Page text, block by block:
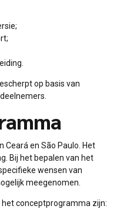
op basis van
Ceará en São Paulo. Het
Bij het bepalen van het
wensen van
meegenomen.
het conceptprogramma zijn: